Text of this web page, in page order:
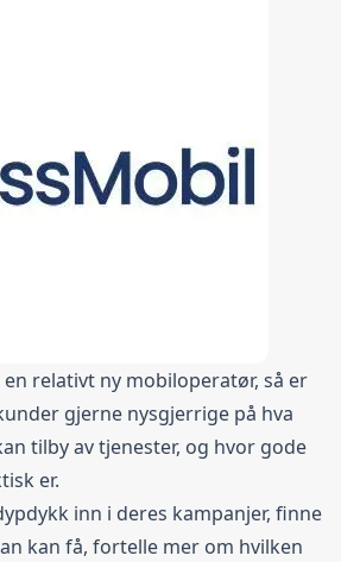
relativt ny mobiloperatør, så er
gjerne nysgjerrige på hva
tilby av tjenester, og hvor gode
er.
inn i deres kampanjer, finne
kan få, fortelle mer om hvilken